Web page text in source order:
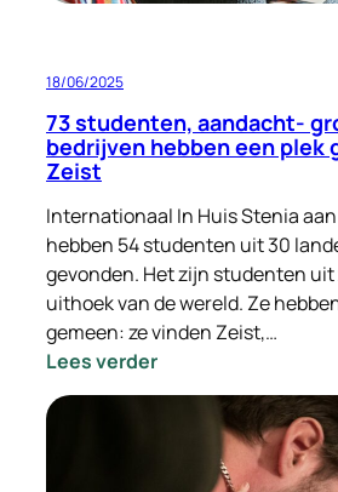
18/06/2025
73 studenten, aandacht-
bedrijven hebben een plek
Zeist
Internationaal In Huis Stenia
hebben 54 studenten uit 30
gevonden. Het zijn studenten uit
uithoek van de wereld. Ze
gemeen: ze vinden Zeist,…
Lees verder:
73
studenten,
aandacht-
groepen